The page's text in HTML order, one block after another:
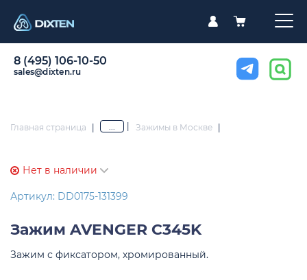
8 (495) 106-10-50
sales@dixten.ru
Главная страница | ... Зажимы в Москве |
Нет в наличии
Артикул: DD0175-131399
Зажим AVENGER C345K
Зажим с фиксатором, хромированный.